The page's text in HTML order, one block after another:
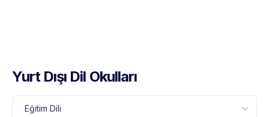
Yurt Dışı Dil Okulları